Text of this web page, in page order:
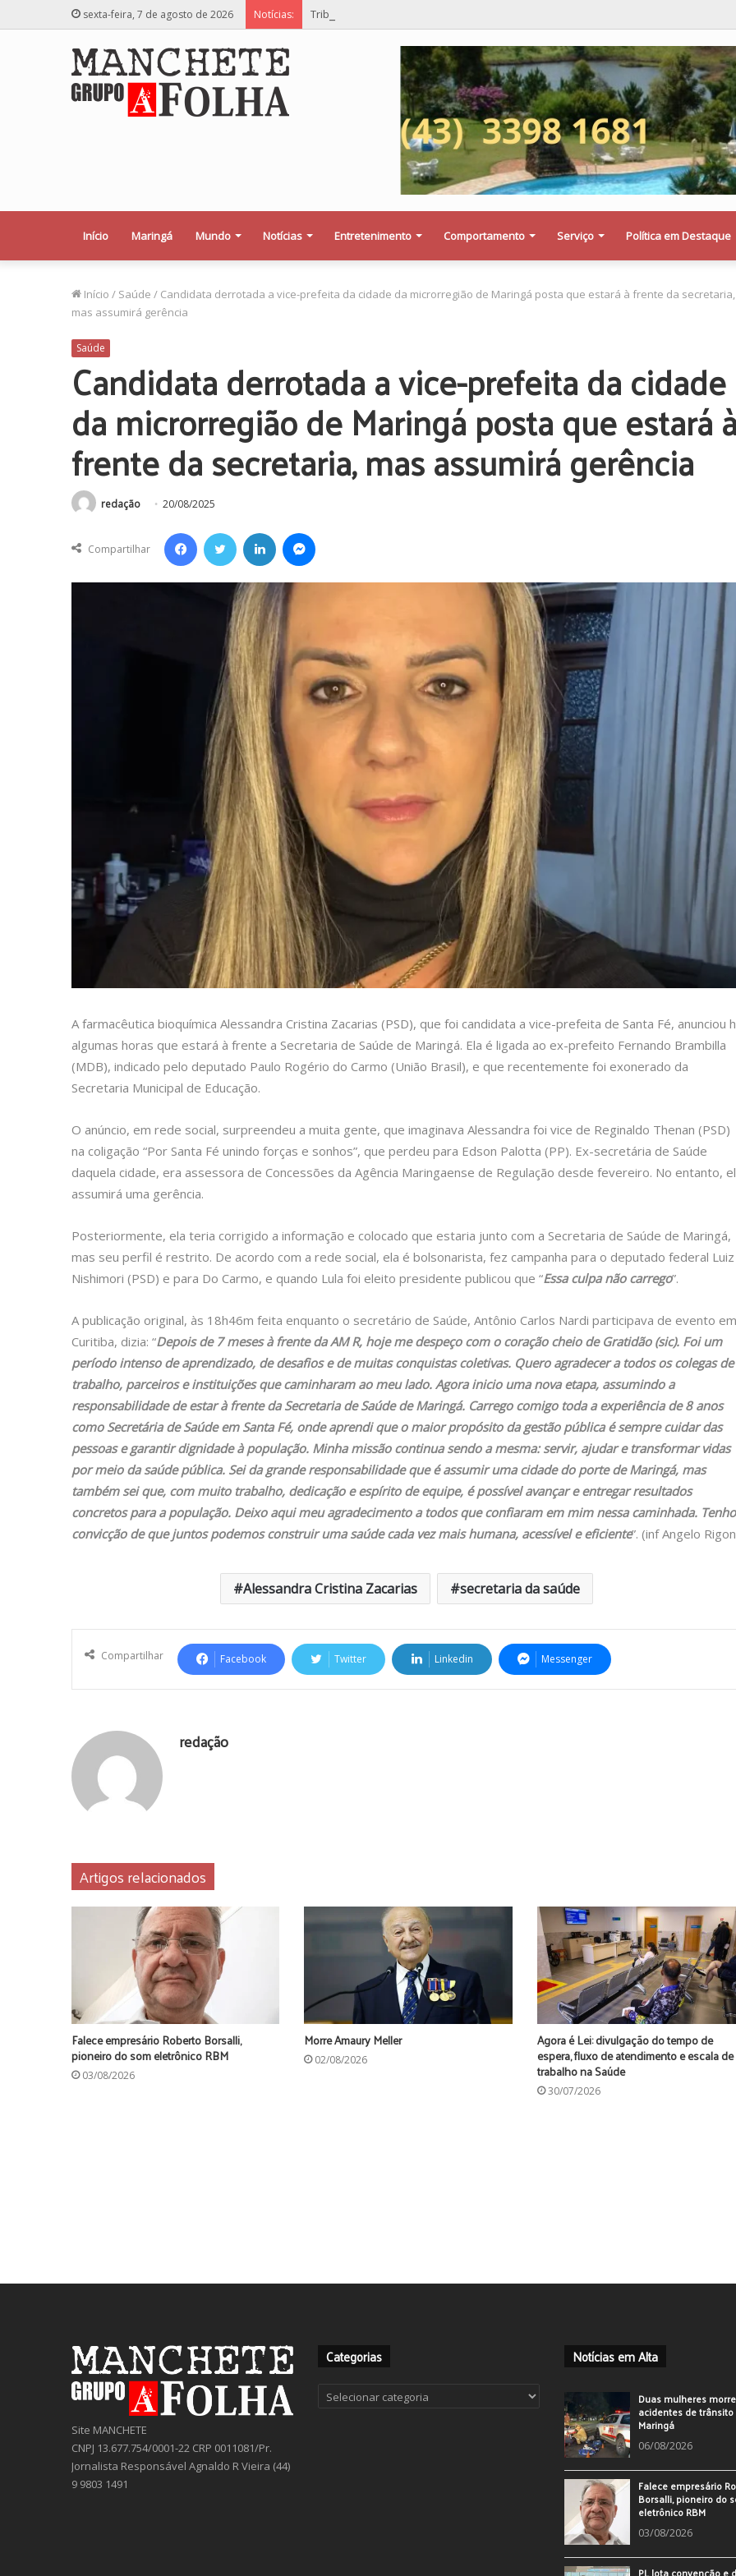
sexta-feira, 7 de agosto de 2026 Notícias: Tribunal condena vereador de Marialva a indenizar médico após acusação falsa em
Início Maringá Mundo Notícias Entretenimento Comportamento Serviço Política em Destaque
Início / Saúde / Candidata derrotada a vice-prefeita da cidade da microrregião de Maringá posta que estará à frente da secretaria,
mas assumirá gerência
Saúde
Candidata derrotada a vice-prefeita da cidade
da microrregião de Maringá posta que estará
frente da secretaria, mas assumirá gerência
redação 20/08/2025
Compartilhar
A farmacêutica bioquímica Alessandra Cristina Zacarias (PSD), que foi candidata a vice-prefeita de Santa Fé, anunciou
algumas horas que estará à frente a Secretaria de Saúde de Maringá. Ela é ligada ao ex-prefeito Fernando Brambilla
(MDB), indicado pelo deputado Paulo Rogério do Carmo (União Brasil), e que recentemente foi exonerado da
Secretaria Municipal de Educação.
O anúncio, em rede social, surpreendeu a muita gente, que imaginava Alessandra foi vice de Reginaldo Thenan (PSD)
na coligação “Por Santa Fé unindo forças e sonhos”, que perdeu para Edson Palotta (PP). Ex-secretária de Saúde
daquela cidade, era assessora de Concessões da Agência Maringaense de Regulação desde fevereiro. No entanto,
assumirá uma gerência.
Posteriormente, ela teria corrigido a informação e colocado que estaria junto com a Secretaria de Saúde de Maringá,
mas seu perfil é restrito. De acordo com a rede social, ela é bolsonarista, fez campanha para o deputado federal Luiz
Nishimori (PSD) e para Do Carmo, e quando Lula foi eleito presidente publicou que “Essa culpa não carrego”.
A publicação original, às 18h46m feita enquanto o secretário de Saúde, Antônio Carlos Nardi participava de evento em
Curitiba, dizia: “Depois de 7 meses à frente da AM R, hoje me despeço com o coração cheio de Gratidão (sic). Foi um
período intenso de aprendizado, de desafios e de muitas conquistas coletivas. Quero agradecer a todos os colegas de
trabalho, parceiros e instituições que caminharam ao meu lado. Agora inicio uma nova etapa, assumindo a
responsabilidade de estar à frente da Secretaria de Saúde de Maringá. Carrego comigo toda a experiência de 8 anos
como Secretária de Saúde em Santa Fé, onde aprendi que o maior propósito da gestão pública é sempre cuidar das
pessoas e garantir dignidade à população. Minha missão continua sendo a mesma: servir, ajudar e transformar vidas
por meio da saúde pública. Sei da grande responsabilidade que é assumir uma cidade do porte de Maringá, mas
também sei que, com muito trabalho, dedicação e espírito de equipe, é possível avançar e entregar resultados
concretos para a população. Deixo aqui meu agradecimento a todos que confiaram em mim nessa caminhada. Tenho
convicção de que juntos podemos construir uma saúde cada vez mais humana, acessível e eficiente”. (inf Angelo
Alessandra Cristina Zacarias secretaria da saúde
Compartilhar Facebook Twitter Linkedin Messenger
redação
Artigos relacionados
Falece empresário Roberto Borsalli,
pioneiro do som eletrônico RBM
03/08/2026
Morre Amaury Meller
02/08/2026
Agora é Lei: divulgação do tempo de
espera, fluxo de atendimento e escala de
trabalho na Saúde
30/07/2026
Site MANCHETE
CNPJ 13.677.754/0001-22 CRP 0011081/Pr.
Jornalista Responsável Agnaldo R Vieira (44)
9 9803 1491
Categorias
Categorias
Notícias em Alta
Duas mulheres
acidentes de
Maringá
06/08/2026
Falece empresário
Borsalli, pioneiro do
eletrônico RBM
03/08/2026